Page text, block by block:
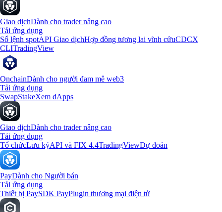
Giao dịchDành cho trader nâng cao
Tải ứng dụng
Sổ lệnh spotAPI Giao dịchHợp đồng tương lai vĩnh cửuCDCX
CLITradingView
OnchainDành cho người đam mê web3
Tải ứng dụng
SwapStakeXem dApps
Giao dịchDành cho trader nâng cao
Tải ứng dụng
Tổ chứcLưu kýAPI và FIX 4.4TradingViewDự đoán
PayDành cho Người bán
Tải ứng dụng
Thiết bị PaySDK PayPlugin thương mại điện tử